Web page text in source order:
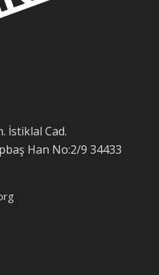
İstiklal Cad.
Han No:2/9 34433